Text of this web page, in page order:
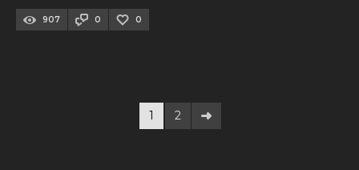
907 0 0
1 2